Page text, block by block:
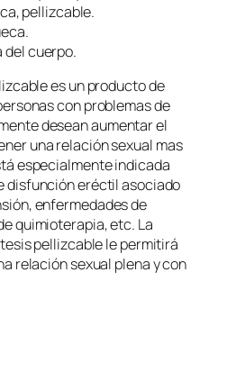
pellizcable.
del cuerpo.
es un producto de
con problemas de
desean aumentar el
una relación sexual mas
especialmente indicada
disfunción eréctil asociado
enfermedades de
quimioterapia, etc. La
pellizcable le permitirá
relación sexual plena y con